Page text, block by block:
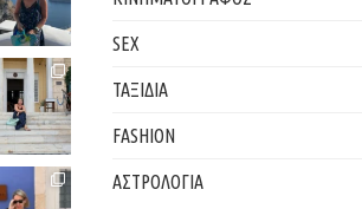
SEX
ΤΑΞΙΔΙΑ
FASHION
ΑΣΤΡΟΛΟΓΙΑ